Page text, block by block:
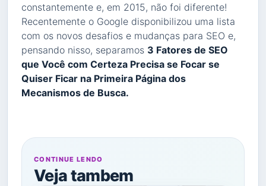
constantemente e, em 2015, não foi diferente!
Recentemente o Google disponibilizou uma lista
com os novos desafios e mudanças para SEO e,
pensando nisso, separamos 3 Fatores de SEO
que Você com Certeza Precisa se Focar se
Quiser Ficar na Primeira Página dos
Mecanismos de Busca.
CONTINUE LENDO
Veja tambem